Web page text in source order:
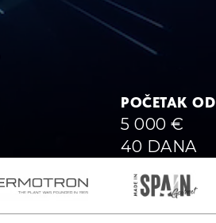
POČETAK OD
5 000 €
40 DANA